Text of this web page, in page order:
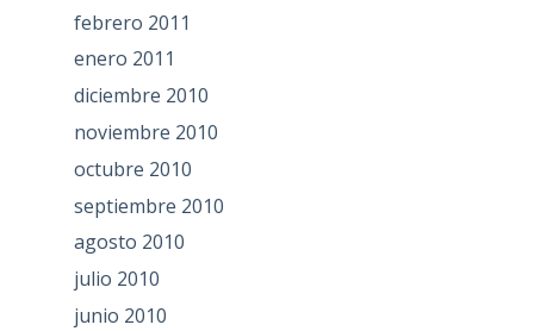
febrero 2011
enero 2011
diciembre 2010
noviembre 2010
octubre 2010
septiembre 2010
agosto 2010
julio 2010
junio 2010